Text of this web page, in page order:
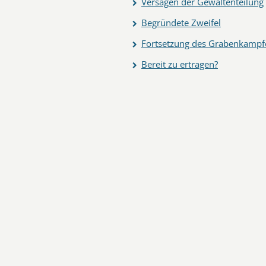
Begründete Zweifel
Fortsetzung des
Bereit zu ertragen?